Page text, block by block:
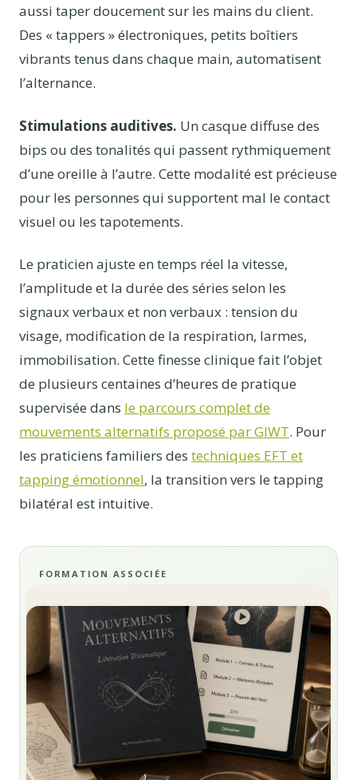
aussi taper doucement sur les mains du client.
Des « tappers » électroniques, petits boîtiers
vibrants tenus dans chaque main, automatisent
l’alternance.
Stimulations auditives. Un casque diffuse des
bips ou des tonalités qui passent rythmiquement
d’une oreille à l’autre. Cette modalité est précieuse
pour les personnes qui supportent mal le contact
visuel ou les tapotements.
Le praticien ajuste en temps réel la vitesse,
l’amplitude et la durée des séries selon les
signaux verbaux et non verbaux : tension du
visage, modification de la respiration, larmes,
immobilisation. Cette finesse clinique fait l’objet
de plusieurs centaines d’heures de pratique
supervisée dans le parcours complet de
mouvements alternatifs proposé par GIWT. Pour
les praticiens familiers des techniques EFT et
tapping émotionnel, la transition vers le tapping
bilatéral est intuitive.
FORMATION ASSOCIÉE